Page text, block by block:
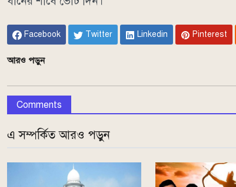
Facebook Twitter Linkedin Pinterest
আরও পড়ুন
Comments
এ সম্পর্কিত আরও পড়ুন